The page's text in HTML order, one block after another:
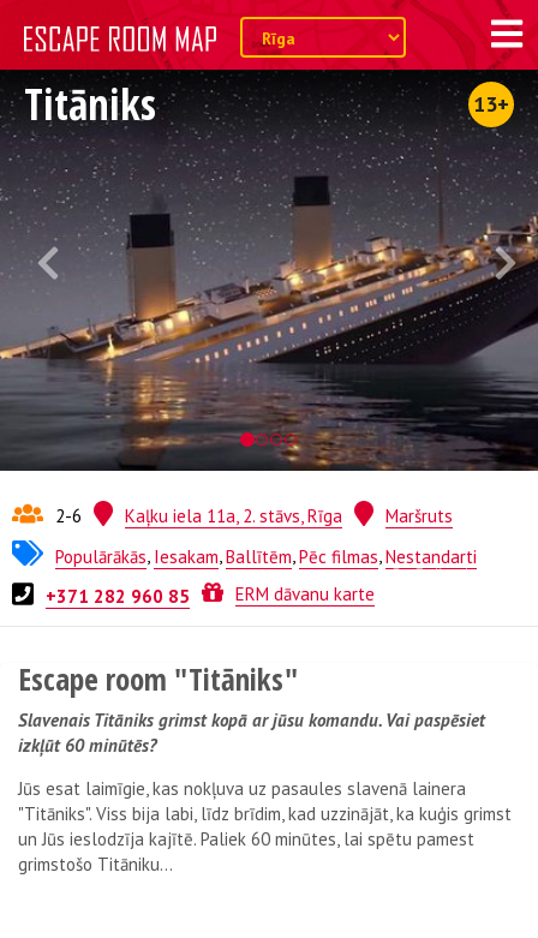
Titāniks 13+
2-6 Kaļku iela 11a, 2. stāvs, Rīga
Maršruts
Populārākās, Iesakam,Ballītēm,Pēc filmas,Nestandarti
+371 282 960 85
ERM dāvanu karte
Kvests no
Escape room "Titāniks"
Slavenais Titāniks grimst kopā ar jūsu komandu. Vai paspēsiet
izkļūt 60 minūtēs?
Jūs esat laimīgie, kas nokļuva uz pasaules slavenā lainera
"Titāniks". Viss bija labi, līdz brīdim, kad uzzinājāt, ka kuģis grimst
un Jūs ieslodzīja kajītē. Paliek 60 minūtes, lai spētu pamest
grimstošo Titāniku...